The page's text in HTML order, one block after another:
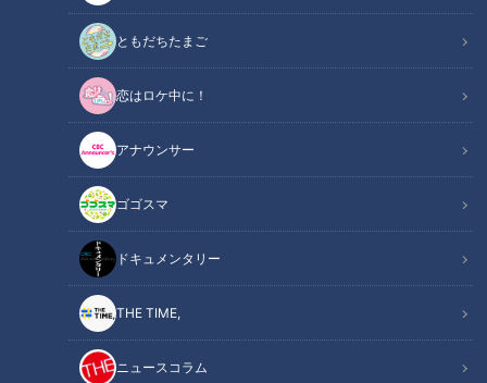
ともだちたまご
恋はロケ中に！
アナウンサー
ゴゴスマ
ドキュメンタリー
THE TIME,
ニュースコラム
「健康カプセル！ゲンキの時間」アーカイブ
身近な健康問題とその改善法を、様々なテーマで紹介する番組
『健康カプセル！ゲンキの時間』。
メインMCに石丸幹二さん、サブMCは坂下千里子さんです。
ドクターは、埼玉精神神経センター 埼玉国際頭痛センター セ
ンター長 医学博士 坂井文彦先生です。
関連リンク
【動画】スマホの長時間使用によって起こる頭
今回のテーマは 「〜その生活習慣が引き金に！？〜今どきの頭